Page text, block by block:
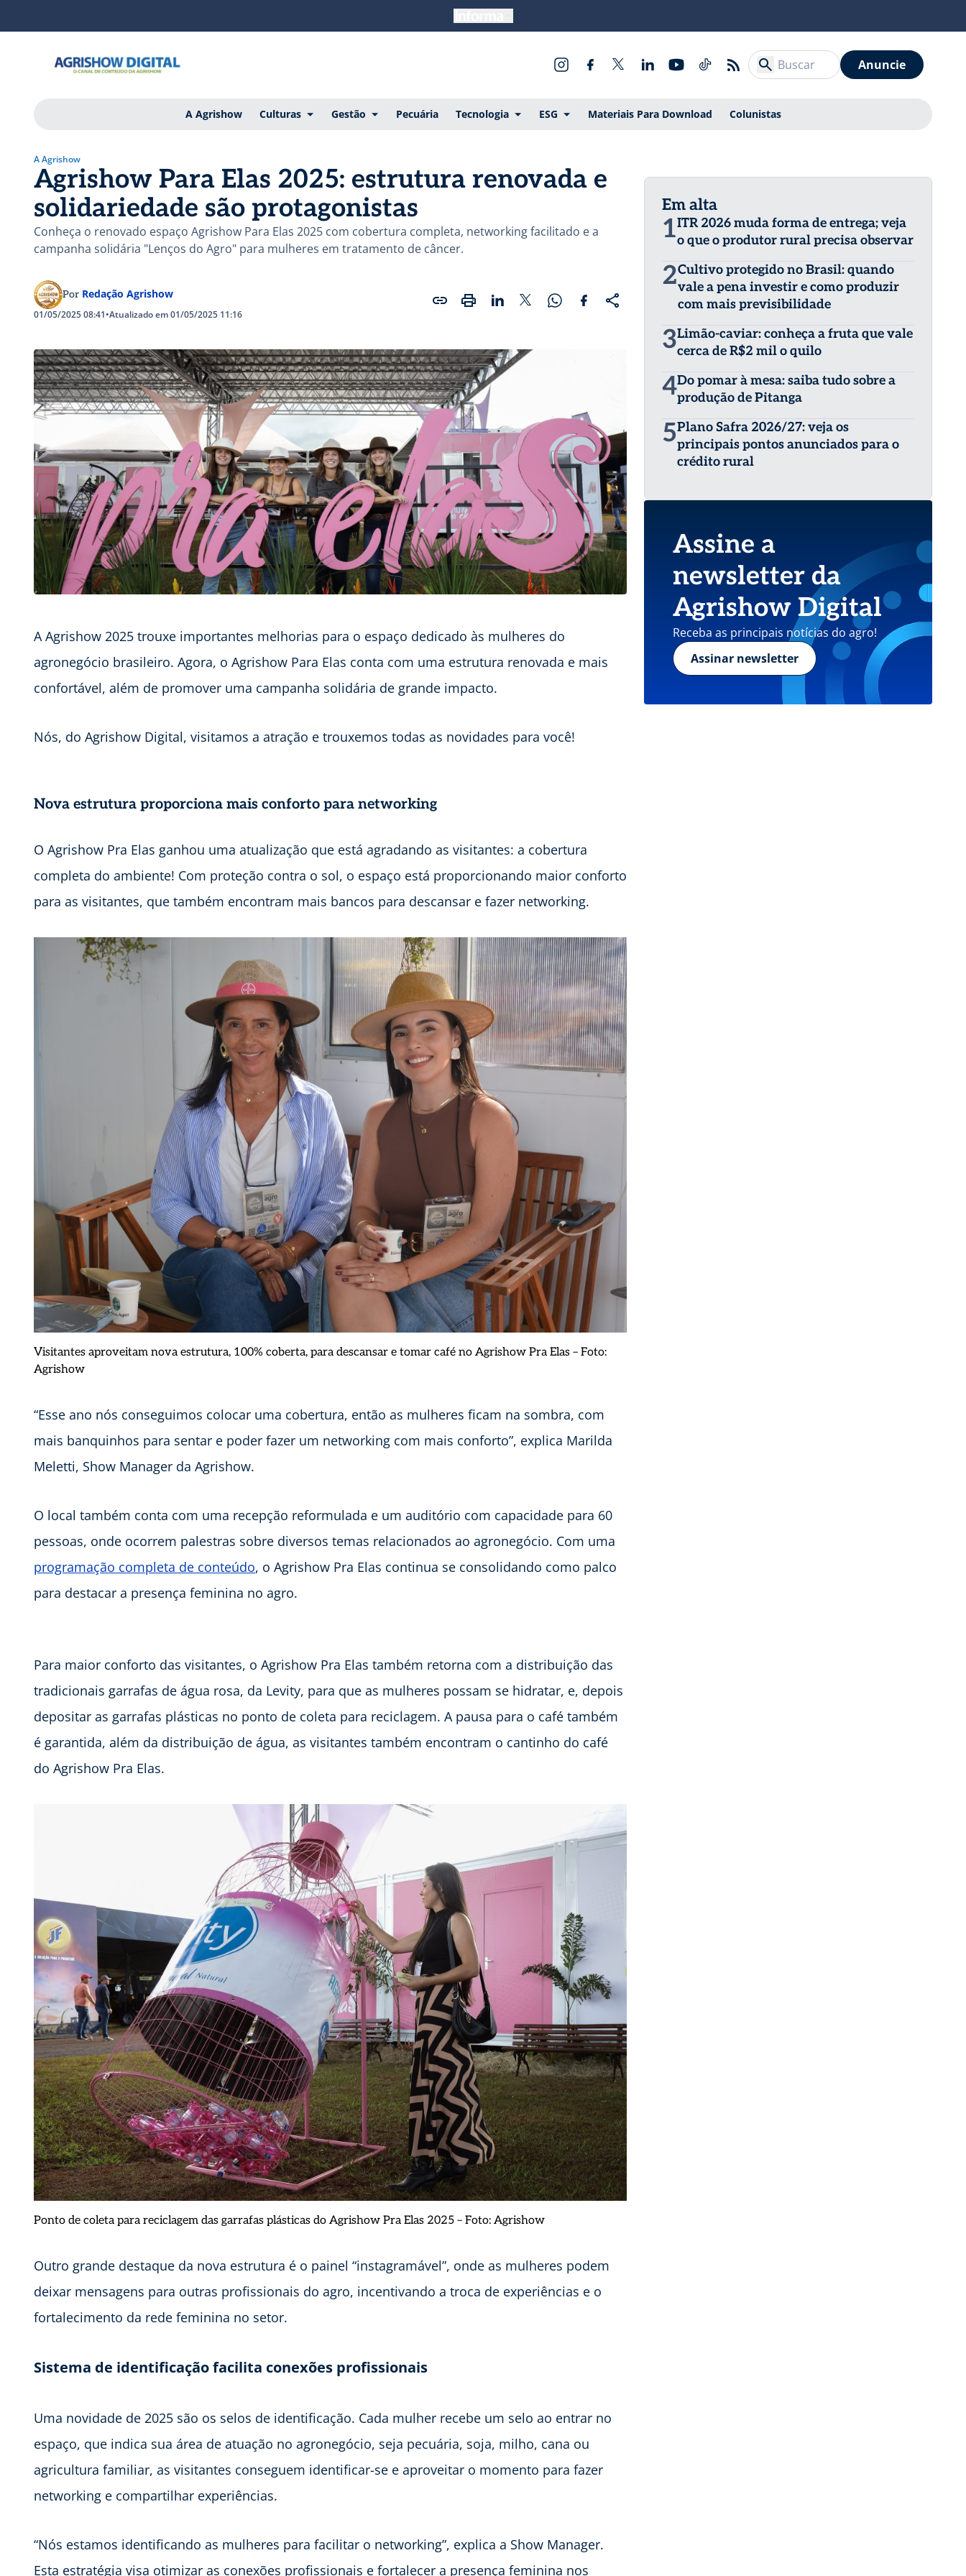
Anuncie
A Agrishow Culturas Gestão Pecuária Tecnologia ESG Materiais Para Download Colunistas
A Agrishow
Agrishow Para Elas 2025: estrutura renovada e
solidariedade são protagonistas
Conheça o renovado espaço Agrishow Para Elas 2025 com cobertura completa, networking facilitado e a
campanha solidária "Lenços do Agro" para mulheres em tratamento de câncer.
Por Redação Agrishow
01/05/2025 08:41•Atualizado em 01/05/2025 11:16
A Agrishow 2025 trouxe importantes melhorias para o espaço dedicado às mulheres do
agronegócio brasileiro. Agora, o Agrishow Para Elas conta com uma estrutura renovada e mais
confortável, além de promover uma campanha solidária de grande impacto.
Nós, do Agrishow Digital, visitamos a atração e trouxemos todas as novidades para você!
Nova estrutura proporciona mais conforto para networking
O Agrishow Pra Elas ganhou uma atualização que está agradando as visitantes: a cobertura
completa do ambiente! Com proteção contra o sol, o espaço está proporcionando maior conforto
para as visitantes, que também encontram mais bancos para descansar e fazer networking.
Visitantes aproveitam nova estrutura, 100% coberta, para descansar e tomar café no Agrishow Pra Elas – Foto:
Agrishow
“Esse ano nós conseguimos colocar uma cobertura, então as mulheres ficam na sombra, com
mais banquinhos para sentar e poder fazer um networking com mais conforto”, explica Marilda
Meletti, Show Manager da Agrishow.
O local também conta com uma recepção reformulada e um auditório com capacidade para 60
pessoas, onde ocorrem palestras sobre diversos temas relacionados ao agronegócio. Com uma
programação completa de conteúdo, o Agrishow Pra Elas continua se consolidando como palco
para destacar a presença feminina no agro.
Para maior conforto das visitantes, o Agrishow Pra Elas também retorna com a distribuição das
tradicionais garrafas de água rosa, da Levity, para que as mulheres possam se hidratar, e, depois
depositar as garrafas plásticas no ponto de coleta para reciclagem. A pausa para o café também
é garantida, além da distribuição de água, as visitantes também encontram o cantinho do café
do Agrishow Pra Elas.
Ponto de coleta para reciclagem das garrafas plásticas do Agrishow Pra Elas 2025 – Foto: Agrishow
Outro grande destaque da nova estrutura é o painel “instagramável”, onde as mulheres podem
deixar mensagens para outras profissionais do agro, incentivando a troca de experiências e o
fortalecimento da rede feminina no setor.
Sistema de identificação facilita conexões profissionais
Uma novidade de 2025 são os selos de identificação. Cada mulher recebe um selo ao entrar no
espaço, que indica sua área de atuação no agronegócio, seja pecuária, soja, milho, cana ou
agricultura familiar, as visitantes conseguem identificar-se e aproveitar o momento para fazer
networking e compartilhar experiências.
“Nós estamos identificando as mulheres para facilitar o networking”, explica a Show Manager.
Esta estratégia visa otimizar as conexões profissionais e fortalecer a presença feminina nos
Em alta
1ITR 2026 muda forma de entrega; veja
o que o produtor rural precisa observar
2Cultivo protegido no Brasil: quando
vale a pena investir e como produzir
com mais previsibilidade
3Limão-caviar: conheça a fruta que vale
cerca de R$2 mil o quilo
4Do pomar à mesa: saiba tudo sobre a
produção de Pitanga
5Plano Safra 2026/27: veja os
principais pontos anunciados para o
crédito rural
Assine a
newsletter da
Agrishow Digital
Receba as principais notícias do agro!
Assinar newsletter